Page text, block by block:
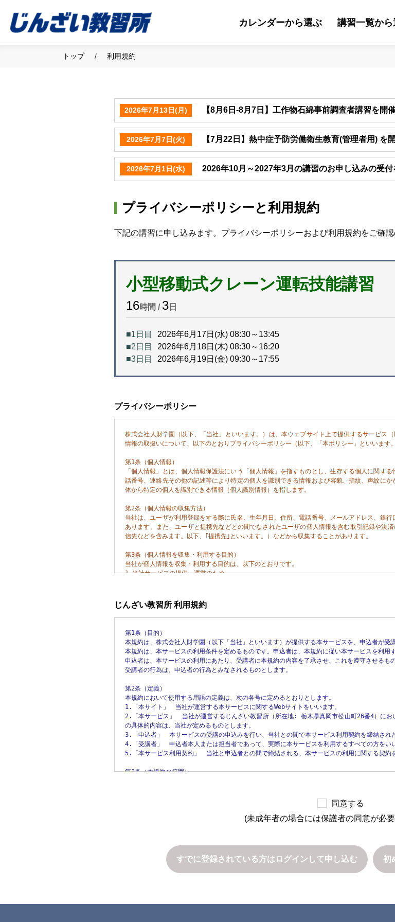
カレンダーから選ぶ 講習一覧か
トップ 利用規約
2026年7月13日(月) 【8月6日-8月7日】工作物石綿事前調査者講習を開
2026年7月7日(火) 【7月22日】熱中症予防労働衛生教育(管理者用) を
2026年7月1日(水) 2026年10月～2027年3月の講習のお申し込みの受付
プライバシーポリシーと利用規約
下記の講習に申し込みます。プライバシーポリシーおよび利用規約をご確
小型移動式クレーン運転技能講習
16時間 / 3 日
■1日目
2026年6月17日(水) 08:30～13:45
■2日目
2026年6月18日(木) 08:30～16:20
■3日目
2026年6月19日(金) 09:30～17:55
プライバシーポリシー
株式会社人財学園（以下、「当社」といいます。）は、本ウェブサイト上で提供するサービス
情報の取扱いについて、以下のとおりプライバシーポリシー（以下、「本ポリシー」といいます
第1条（個人情報）
「個人情報」とは、個人情報保護法にいう「個人情報」を指すものとし、生存する個人に関す
話番号、連絡先その他の記述等により特定の個人を識別できる情報および容貌、指紋、声紋に
体から特定の個人を識別できる情報（個人識別情報）を指します。
第2条（個人情報の収集方法）
当社は、ユーザが利用登録をする際に氏名、生年月日、住所、電話番号、メールアドレス、銀
あります。また、ユーザと提携先などとの間でなされたユーザの個人情報を含む取引記録や決
信先などを含みます。以下、｢提携先｣といいます。）などから収集することがあります。
第3条（個人情報を収集・利用する目的）
当社が個人情報を収集・利用する目的は、以下のとおりです。
1.当社サービスの提供・運営のため
4.メンテナンス、重要なお知らせなど必要に応じたご連絡のため
5.利用規約に違反したユーザや、不正・不当な目的でサービスを利用しようとするユーザの特定
6.ユーザにご自身の登録情報の閲覧や変更、削除、ご利用状況の閲覧を行っていただくため
7.有料サービスにおいて、ユーザに利用料金を請求するため
8.上記の利用目的に付随する目的
第4条（利用目的の変更）
当社は、利用目的が変更前と関連性を有すると合理的に認められる場合に限り、個人情報の利用
利用目的の変更を行った場合には、変更後の目的について、当社所定の方法により、ユーザに通
第5条（個人情報の第三者提供）
当社は、次に掲げる場合を除いて、あらかじめユーザの同意を得ることなく、第三者に個人情
の法令で認められる場合を除きます。
1.人の生命、身体または財産の保護のために必要がある場合であって、本人の同意を得ることが
2.公衆衛生の向上または児童の健全な育成の推進のために特に必要がある場合であって、本人の
3.国の機関もしくは地方公共団体またはその委託を受けた者が法令の定める事務を遂行するこ
ことにより当該事務の遂行に支障を及ぼすおそれがあるとき
4.予め次の事項を告知あるいは公表し、かつ当社が個人情報保護委員会に届出をしたとき
1.利用目的に第三者への提供を含むこと
5.前項の定めにかかわらず、次に掲げる場合には、当該情報の提供先は第三者に該当しないもの
1.当社が利用目的の達成に必要な範囲内において個人情報の取扱いの全部または一部を委託す
の利用目的および当該個人情報の管理について責任を有する者の氏名または名称について、あ
じんざい教習所 利用規約
第1条（目的）
本規約は、株式会社人財学園（以下「当社」といいます）が提供する本サービスを、申込者が受
本規約は、本サービスの利用条件を定めるものです。申込者は、本規約に従い本サービスを利用
申込者は、本サービスの利用にあたり、受講者に本規約の内容を了承させ、これを遵守させるもの
受講者の行為は、申込者の行為とみなされるものとします。
第2条（定義）
本規約において使用する用語の定義は、次の各号に定めるとおりとします。
1.「本サイト」　当社が運営する本サービスに関するWebサイトをいいます。
2.「本サービス」　当社が運営するじんざい教習所（所在地: 栃木県真岡市松山町26番4）にお
の具体的内容は、当社が定めるものとします。
3.「申込者」　本サービスの受講の申込みを行い、当社との間で本サービス利用契約を締結され
4.「受講者」　申込者本人または担当者であって、実際に本サービスを利用するすべての方をい
5.「本サービス利用契約」　当社と申込者との間で締結される、本サービスの利用に関する契約
第3条（本規約の範囲）
1. 当社は、当社の裁量により本規約を変更できるものとします。
3. 変更後の本規約の効力発生日以降に、申込者または受講者が本サービスを利用したときは、
第5条（当社提供情報）
1. 当社が本サービスに関連して提供するすべての情報（講習内容、プログラム、テキストその
同意する
(未成年者の場合には保護者の同意が必
すでに登録されている方は ログインして申し込む 初